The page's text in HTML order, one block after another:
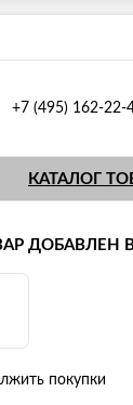
+7 (495) 162-22-
КАТАЛОГ
ДОБАВЛЕН
покупки